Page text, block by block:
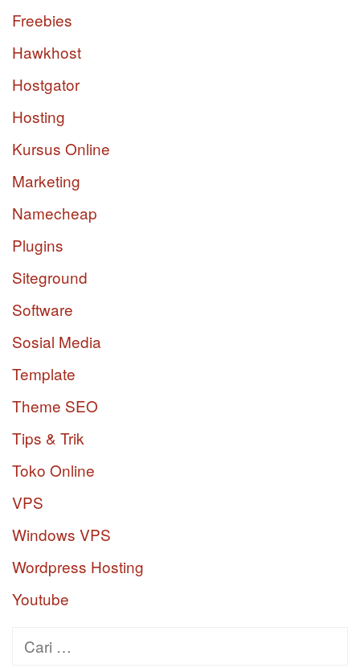
Freebies
Hawkhost
Hostgator
Hosting
Kursus Online
Marketing
Namecheap
Plugins
Siteground
Software
Sosial Media
Template
Theme SEO
Tips & Trik
Toko Online
VPS
Windows VPS
Wordpress Hosting
Youtube
Cari